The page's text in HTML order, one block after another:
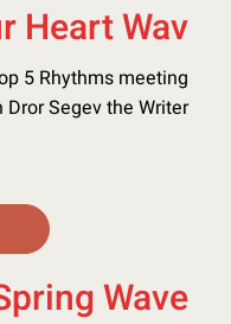
Heart Wav
5 Rhythms meeting
Segev the Writer
Wave